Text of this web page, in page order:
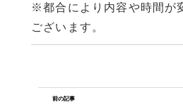
※都合により内容や時間が
ございます。
前の記事